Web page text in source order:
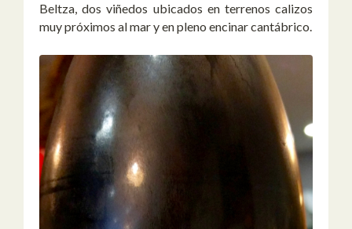
Beltza, dos viñedos ubicados en terrenos calizos
muy próximos al mar y en pleno encinar cantábrico.